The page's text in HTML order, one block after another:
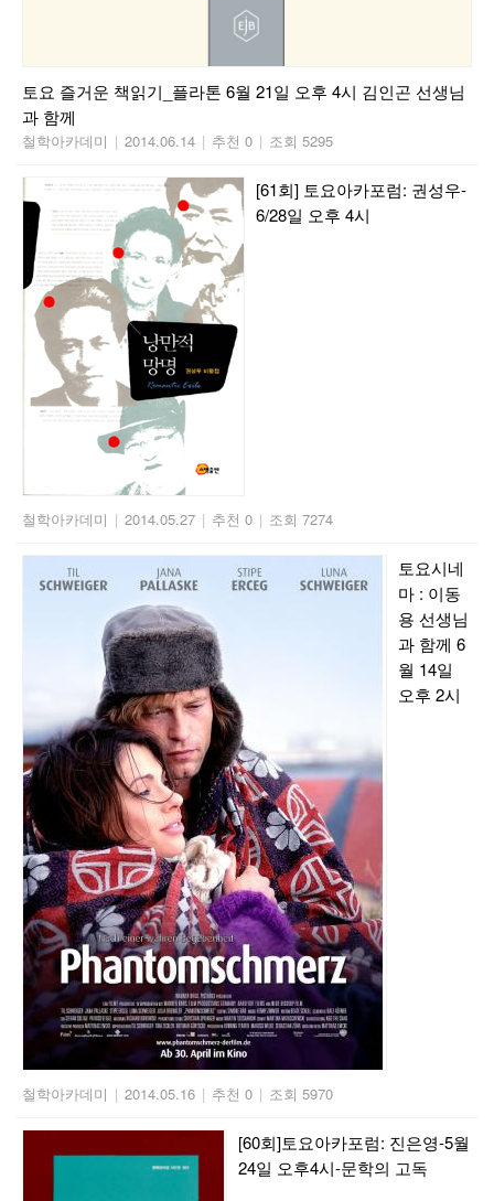
토요 즐거운 책읽기_플라톤 6월 21일 오후 4시 김인곤 선생님
과 함께
철학아카데미 | 2014.06.14 | 추천 0 | 조회 5295
[61회] 토요아카포럼: 권성우-
6/28일 오후 4시
철학아카데미 | 2014.05.27 | 추천 0 | 조회 7274
토요시네
마 : 이동
용 선생님
과 함께 6
월 14일
오후 2시
철학아카데미 | 2014.05.16 | 추천 0 | 조회 5970
[60회]토요아카포럼: 진은영-5월
24일 오후4시-문학의 고독